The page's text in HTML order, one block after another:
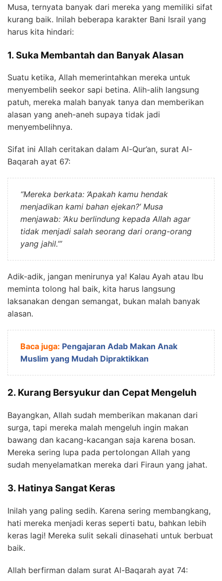
Musa, ternyata banyak dari mereka yang memiliki sifat
kurang baik. Inilah beberapa karakter Bani Israil yang
harus kita hindari:
1. Suka Membantah dan Banyak Alasan
Suatu ketika, Allah memerintahkan mereka untuk
menyembelih seekor sapi betina. Alih-alih langsung
patuh, mereka malah banyak tanya dan memberikan
alasan yang aneh-aneh supaya tidak jadi
menyembelihnya.
Sifat ini Allah ceritakan dalam Al-Qur’an, surat Al-
Baqarah ayat 67:
“Mereka berkata: ‘Apakah kamu hendak
menjadikan kami bahan ejekan?’ Musa
menjawab: ‘Aku berlindung kepada Allah agar
tidak menjadi salah seorang dari orang-orang
yang jahil.’”
Adik-adik, jangan menirunya ya! Kalau Ayah atau Ibu
meminta tolong hal baik, kita harus langsung
laksanakan dengan semangat, bukan malah banyak
alasan.
Baca juga: Pengajaran Adab Makan Anak
Muslim yang Mudah Dipraktikkan
2. Kurang Bersyukur dan Cepat Mengeluh
Bayangkan, Allah sudah memberikan makanan dari
surga, tapi mereka malah mengeluh ingin makan
bawang dan kacang-kacangan saja karena bosan.
Mereka sering lupa pada pertolongan Allah yang
sudah menyelamatkan mereka dari Firaun yang jahat.
3. Hatinya Sangat Keras
Inilah yang paling sedih. Karena sering membangkang,
hati mereka menjadi keras seperti batu, bahkan lebih
keras lagi! Mereka sulit sekali dinasehati untuk berbuat
baik.
Allah berfirman dalam surat Al-Baqarah ayat 74: